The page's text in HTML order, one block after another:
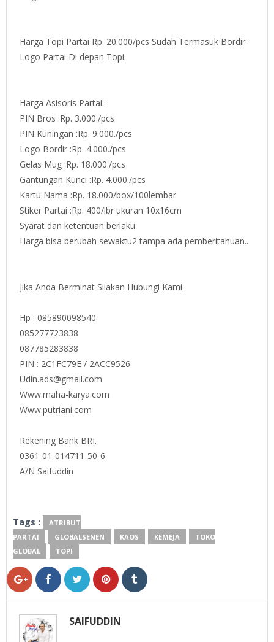
Harga Topi Partai Rp. 20.000/pcs Sudah Termasuk Bordir
Logo Partai Di depan Topi.
Harga Asisoris Partai:
PIN Bros :Rp. 3.000./pcs
PIN Kuningan :Rp. 9.000./pcs
Logo Bordir :Rp. 4.000./pcs
Gelas Mug :Rp. 18.000./pcs
Gantungan Kunci :Rp. 4.000./pcs
Kartu Nama :Rp. 18.000/box/100lembar
Stiker Partai :Rp. 400/lbr ukuran 10x16cm
Syarat dan ketentuan berlaku
Harga bisa berubah sewaktu2 tampa ada pemberitahuan..
Jika Anda Berminat Silakan Hubungi Kami
Hp : 085890098540
085277723838
087785283838
PIN : 2C1FC79E / 2ACC9526
Udin.ads@gmail.com
Www.maha-karya.com
Www.putriani.com
Rekening Bank BRI.
0361-01-014711-50-6
A/N Saifuddin
Tags :
ATRIBUT
PARTAI
GLOBALSENEN KAOS KEMEJA
TOKO
GLOBAL
TOPI
SAIFUDDIN